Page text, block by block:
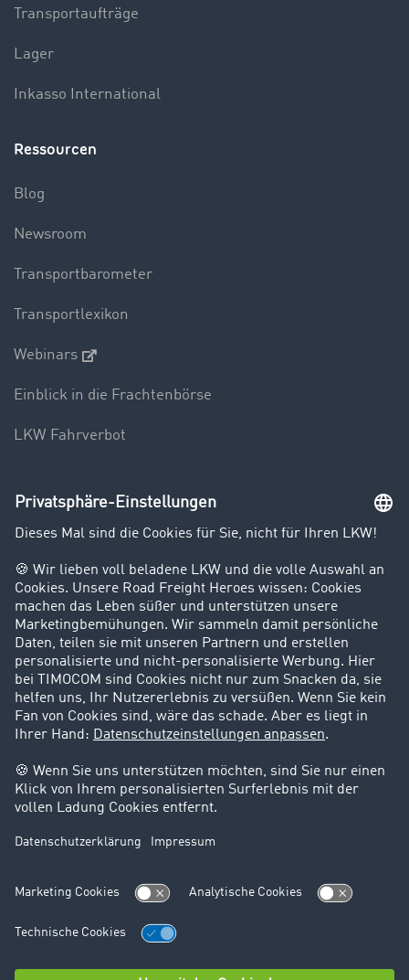
Transportaufträge
Lager
Inkasso International
Ressourcen
Blog
Newsroom
Transportbarometer
Transportlexikon
Webinars
Einblick in die Frachtenbörse
LKW Fahrverbot
Unternehmen
Kunden werben Kunden
Success Stories
Karriere
Support
Kontakt
Rechtliches
Impressum
AGB